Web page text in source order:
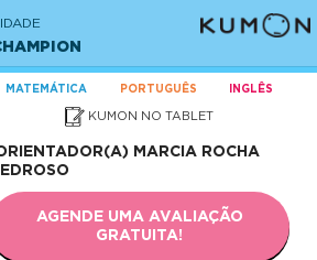
MATEMÁTICA PORTUGUÊS INGLÊS
KUMON NO TABLET
MARCIA ROCHA
AGENDE UMA AVALIAÇÃO
GRATUITA!